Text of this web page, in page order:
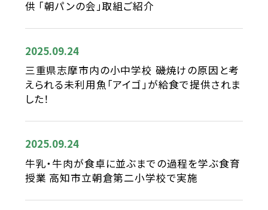
供 「朝パンの会」取組ご紹介
2025.09.24
三重県志摩市内の小中学校 磯焼けの原因と考
えられる未利用魚「アイゴ」が給食で提供されま
した！
2025.09.24
牛乳・牛肉が食卓に並ぶまでの過程を学ぶ食育
授業 高知市立朝倉第二小学校で実施